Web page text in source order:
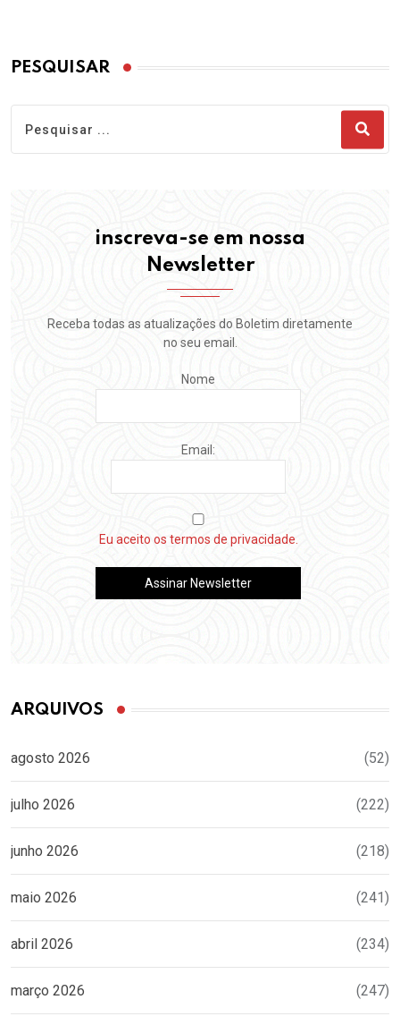
PESQUISAR
inscreva-se em nossa
Newsletter
Receba todas as atualizações do Boletim diretamente
no seu email.
Nome
Email:
Eu aceito os termos de privacidade.
ARQUIVOS
agosto 2026 (52)
julho 2026 (222)
junho 2026 (218)
maio 2026 (241)
abril 2026 (234)
março 2026 (247)